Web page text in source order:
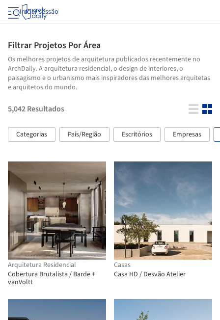
Iniciar sessão
Filtrar Projetos Por Área
Os melhores projetos de arquitetura publicados recentemente no
ArchDaily. A arquitetura residencial, o design de interiores, o
paisagismo e o urbanismo mais inspiradores das melhores arquitetas
e arquitetos do mundo.
5,042Resultados
Categorias País/Região Escritórios Empresas
Arquitetura Residencial
Cobertura Brutalista / Barde +
vanVoltt
Casas
Casa HD / Desvão Atelier